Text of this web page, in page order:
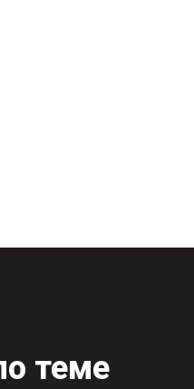
теме